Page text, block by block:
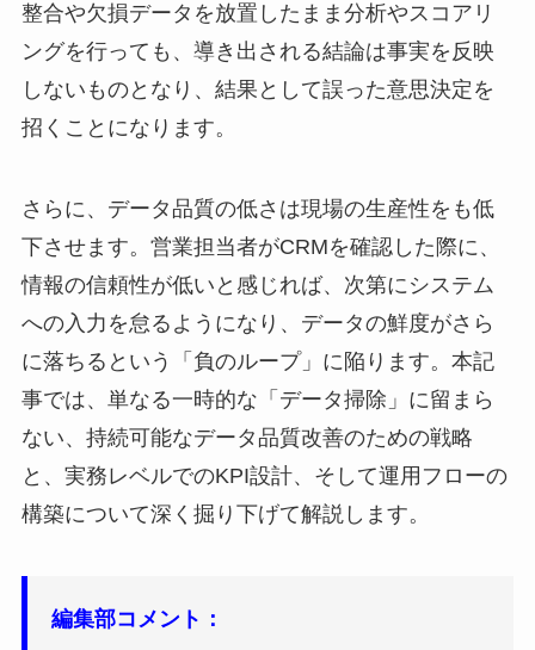
整合や欠損データを放置したまま分析やスコアリ
ングを行っても、導き出される結論は事実を反映
しないものとなり、結果として誤った意思決定を
招くことになります。
さらに、データ品質の低さは現場の生産性をも低
下させます。営業担当者がCRMを確認した際に、
情報の信頼性が低いと感じれば、次第にシステム
への入力を怠るようになり、データの鮮度がさら
に落ちるという「負のループ」に陥ります。本記
事では、単なる一時的な「データ掃除」に留まら
ない、持続可能なデータ品質改善のための戦略
と、実務レベルでのKPI設計、そして運用フローの
構築について深く掘り下げて解説します。
編集部コメント：